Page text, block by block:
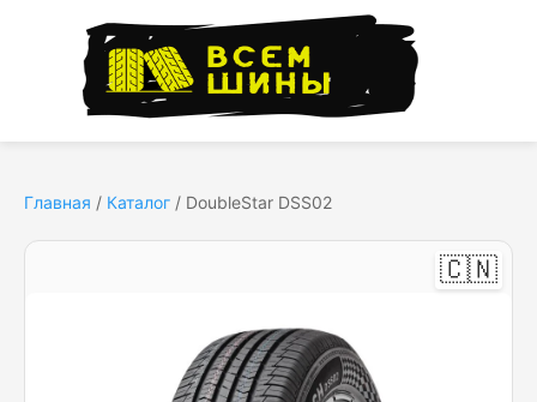
Главная / Каталог / DoubleStar DSS02
🇨🇳